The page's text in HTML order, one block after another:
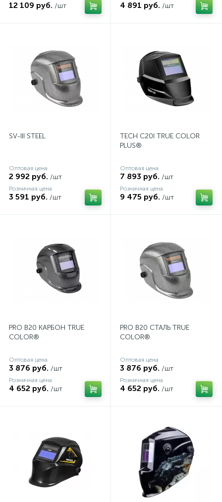
12 109 руб. /шт 4 891 руб. /шт
SV-III STEEL
Оптовая цена
2 992 руб. /шт
Розничная цена
3 591 руб. /шт
TECH С20I TRUE COLOR
PLUS®
Оптовая цена
7 893 руб. /шт
Розничная цена
9 475 руб. /шт
PRO B20 КАРБОН TRUE
COLOR®
Оптовая цена
3 876 руб. /шт
Розничная цена
4 652 руб. /шт
PRO B20 СТАЛЬ TRUE
COLOR®
Оптовая цена
3 876 руб. /шт
Розничная цена
4 652 руб. /шт